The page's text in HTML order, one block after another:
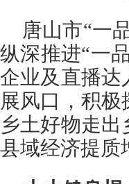
唐山市“一
纵深推进“一
企业及直播达
展风口，积
乡土好物走
县域经济提质